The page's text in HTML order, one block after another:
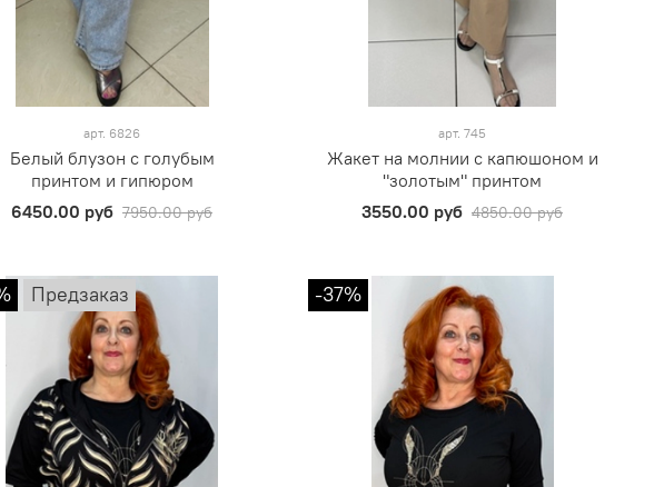
арт. 6826
Белый блузон с голубым
принтом и гипюром
6450.00 руб 7950.00 руб
арт.745
Жакет на молнии с капюшоном и
"золотым" принтом
3550.00 руб 4850.00 руб
Предзаказ -37%